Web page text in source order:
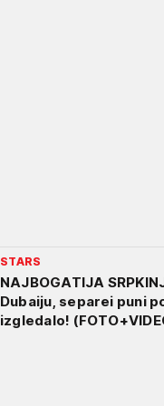
STARS
NAJBOGATIJA
Dubaiju, separei puni
izgledalo!